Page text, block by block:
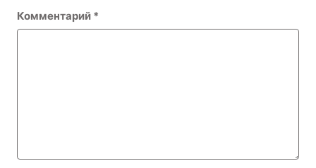
Комментарий *